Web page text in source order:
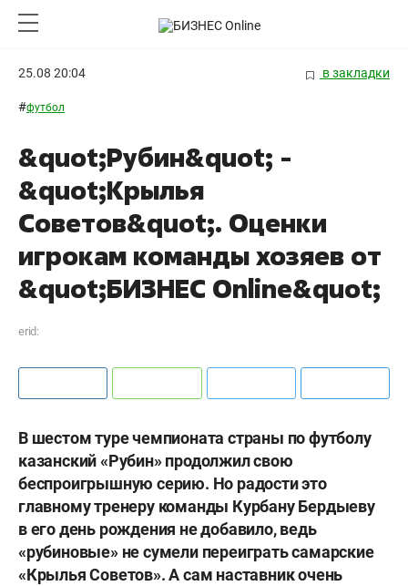
25.08 20:04 в закладки
#футбол
&quot;Рубин&quot; -
&quot;Крылья
Советов&quot;. Оценки
игрокам команды хозяев от
&quot;БИЗНЕС Online&quot;
erid:
В шестом туре чемпионата страны по футболу
казанский «Рубин» продолжил свою
беспроигрышную серию. Но радости это
главному тренеру команды Курбану Бердыеву
в его день рождения не добавило, ведь
«рубиновые» не сумели переиграть самарские
«Крылья Советов». А сам наставник очень